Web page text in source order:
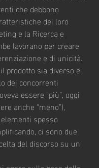
che debbono
dei loro
e la Ricerca e
lavorano per creare
e di unicità.
prodotto sia diverso e
dei concorrenti
essere “più”, oggi
anche “meno”),
spesso
ci sono due
del discorso su un